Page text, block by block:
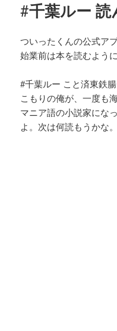
#千葉ルー 読
ついったくんの公式ア
始業前は本を読むよう
#千葉ルー こと済東鉄
こもりの俺が、一度も
マニア語の小説家にな
よ。次は何読もうかな。